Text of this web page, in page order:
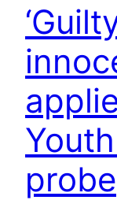
probe